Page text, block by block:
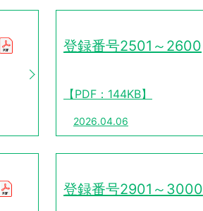
登録番号2501～2600
【PDF：144KB】
2026.04.06
登録番号2901～3000